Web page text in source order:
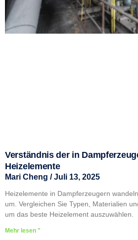
Verständnis der in
Heizelemente
Mari Cheng Juli 13, 2025
Heizelemente in Dampferzeugern
um. Vergleichen Sie Typen, Materialien
um das beste Heizelement auszuwählen.
Mehr lesen "